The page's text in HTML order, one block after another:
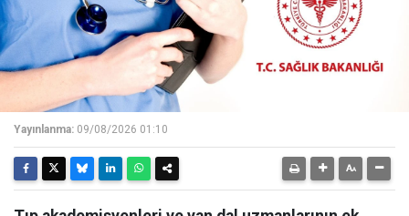
Yayınlanma: 09/08/2026 01:10